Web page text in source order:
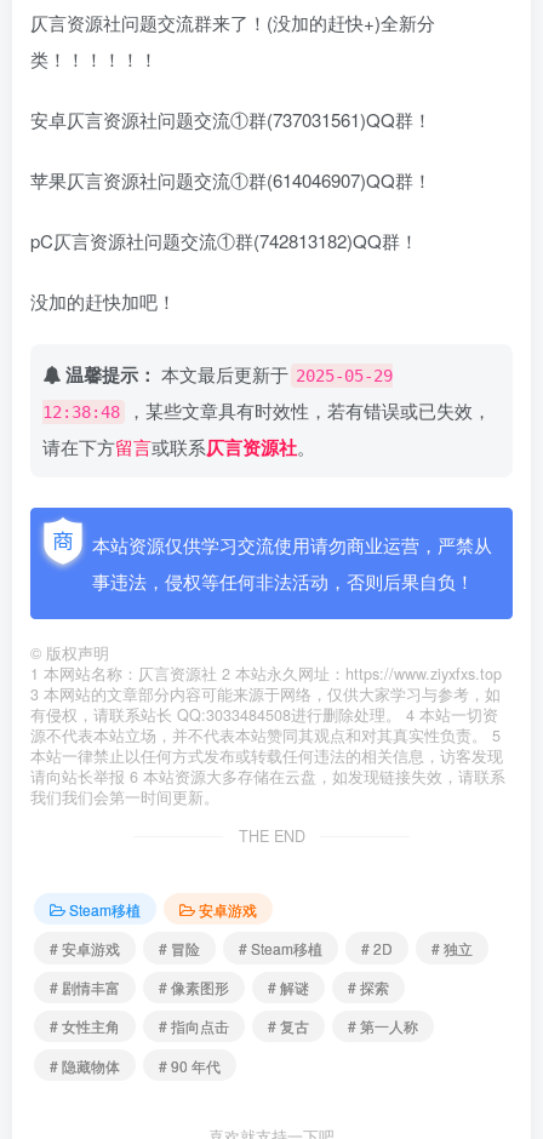
仄言资源社问题交流群来了！(没加的赶快+)全新分
类！！！！！！
安卓仄言资源社问题交流①群(737031561)QQ群！
苹果仄言资源社问题交流①群(614046907)QQ群！
pC仄言资源社问题交流①群(742813182)QQ群！
没加的赶快加吧！
温馨提示： 本文最后更新于 2025-05-29
12:38:48
，某些文章具有时效性，若有错误或已失效，
请在下方留言或联系仄言资源社。
本站资源仅供学习交流使用请勿商业运营，严禁从
事违法，侵权等任何非法活动，否则后果自负！
© 版权声明
1 本网站名称：仄言资源社 2 本站永久网址：https://www.ziyxfxs.top
3 本网站的文章部分内容可能来源于网络，仅供大家学习与参考，如
有侵权，请联系站长 QQ:3033484508进行删除处理。 4 本站一切资
源不代表本站立场，并不代表本站赞同其观点和对其真实性负责。 5
本站一律禁止以任何方式发布或转载任何违法的相关信息，访客发现
请向站长举报 6 本站资源大多存储在云盘，如发现链接失效，请联系
我们我们会第一时间更新。
THE END
Steam移植
安卓游戏
# 安卓游戏
# 冒险 # Steam移植 # 2D
# 独立
# 剧情丰富
# 像素图形 # 解谜
# 探索
# 女性主角
# 指向点击 # 复古
# 第一人称
# 隐藏物体
# 90 年代